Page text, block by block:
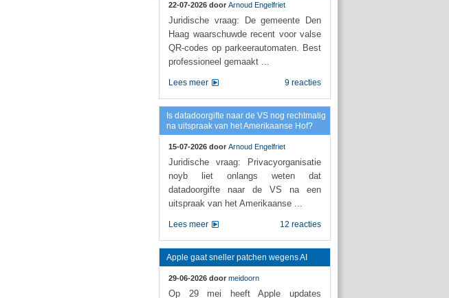
22-07-2026 door Arnoud Engelfriet
Juridische vraag: De gemeente Den
Haag waarschuwde recent voor valse
QR-codes op parkeerautomaten. Best
professioneel gemaakt ...
9 reacties
Lees meer
Is datadoorgifte naar de VS nog rechtmatig
na uitspraak van het Amerikaanse Hof?
15-07-2026 door Arnoud Engelfriet
Juridische vraag: Privacyorganisatie
noyb liet onlangs weten dat
datadoorgifte naar de VS na een
uitspraak van het Amerikaanse ...
12 reacties
Lees meer
Apple gaat sneller patchen wegens AI
29-06-2026 door meidoorn
Op 29 mei heeft Apple updates